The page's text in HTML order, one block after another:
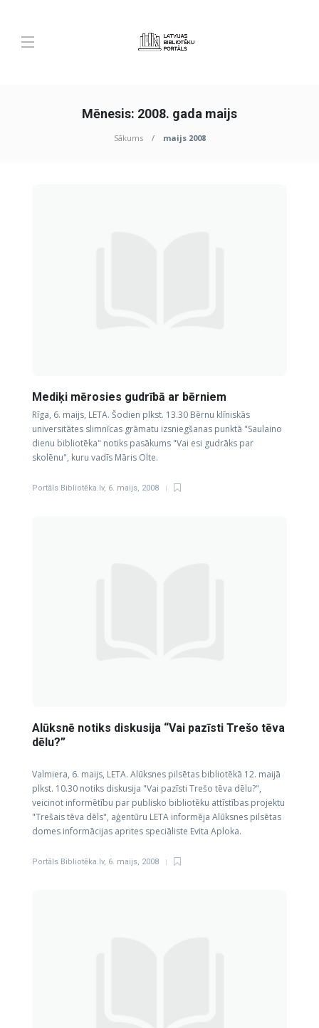
Mēnesis: 2008. gada maijs
Sākums maijs 2008
Mediķi mērosies gudrībā ar bērniem
Rīga, 6. maijs, LETA. Šodien plkst. 13.30 Bērnu klīniskās
universitātes slimnīcas grāmatu izsniegšanas punktā "Saulaino
dienu bibliotēka" notiks pasākums "Vai esi gudrāks par
skolēnu", kuru vadīs Māris Olte.
Portāls Bibliotēka.lv, 6. maijs, 2008
Alūksnē notiks diskusija “Vai pazīsti Trešo tēva
dēlu?”
Valmiera, 6. maijs, LETA. Alūksnes pilsētas bibliotēkā 12. maijā
plkst. 10.30 notiks diskusija "Vai pazīsti Trešo tēva dēlu?",
veicinot informētību par publisko bibliotēku attīstības projektu
"Trešais tēva dēls", aģentūru LETA informēja Alūksnes pilsētas
domes informācijas aprites speciāliste Evita Aploka.
Portāls Bibliotēka.lv, 6. maijs, 2008